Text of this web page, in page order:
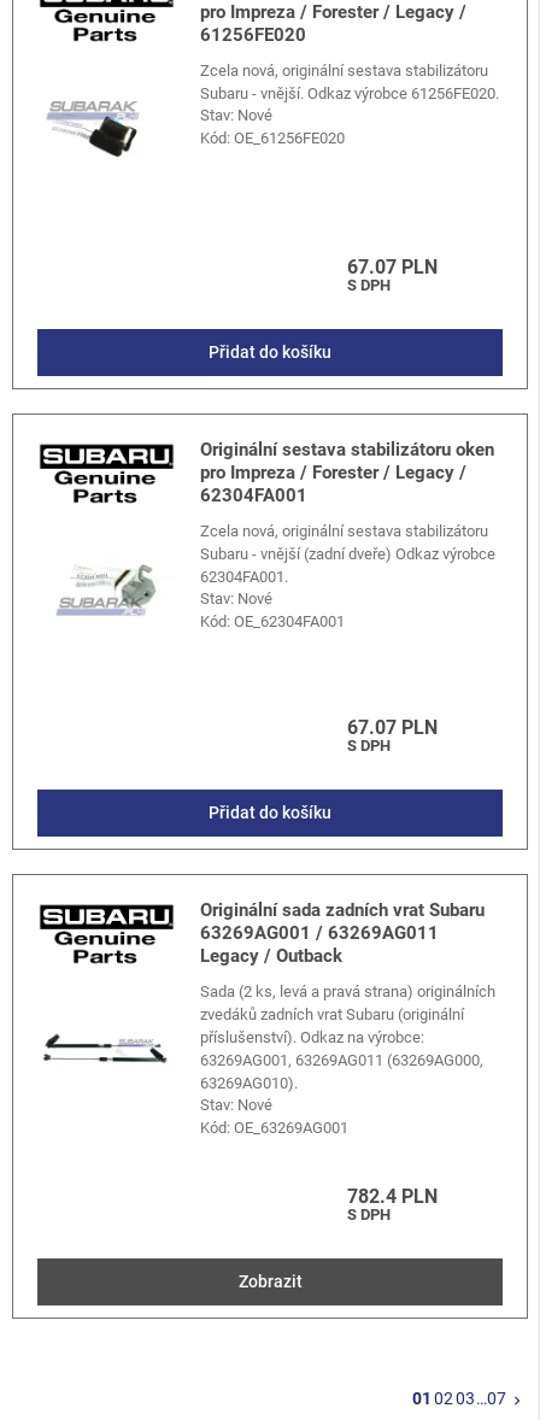
pro Impreza / Forester / Legacy /
61256FE020
Zcela nová, originální sestava stabilizátoru
Subaru - vnější. Odkaz výrobce 61256FE020.
Stav: Nové
Kód:OE_61256FE020
67.07 PLN
S DPH
Přidat do košíku
Originální sestava stabilizátoru oken
pro Impreza / Forester / Legacy /
62304FA001
Zcela nová, originální sestava stabilizátoru
Subaru - vnější (zadní dveře) Odkaz výrobce
62304FA001.
Stav: Nové
Kód:OE_62304FA001
67.07 PLN
S DPH
Přidat do košíku
Originální sada zadních vrat Subaru
63269AG001 / 63269AG011
Legacy / Outback
Sada (2 ks, levá a pravá strana) originálních
zvedáků zadních vrat Subaru (originální
příslušenství). Odkaz na výrobce:
63269AG001, 63269AG011 (63269AG000,
63269AG010).
Stav: Nové
Kód:OE_63269AG001
782.4 PLN
S DPH
Zobrazit
01 0203…07 keyboard_arrow_right